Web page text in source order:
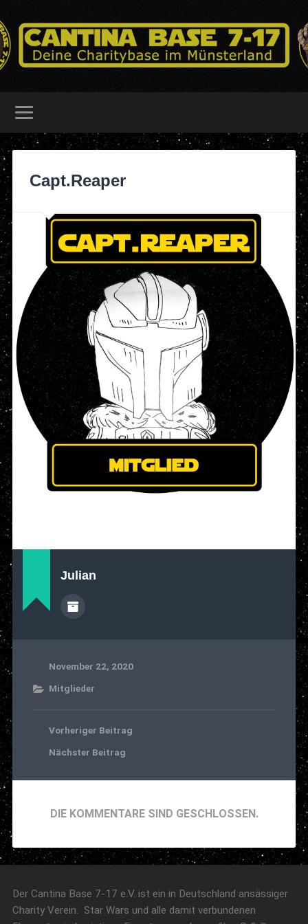
Capt.Reaper
Julian
November 22, 2020
Mitglieder
Vorheriger Beitrag
Nächster Beitrag
DIE KOMMENTARE SIND GESCHLOSSEN.
Der Cantina Base 7-17 e.V. ist ein in Deutschland ansässiger
Charity Verein. Star Wars und alle damit verbundenen